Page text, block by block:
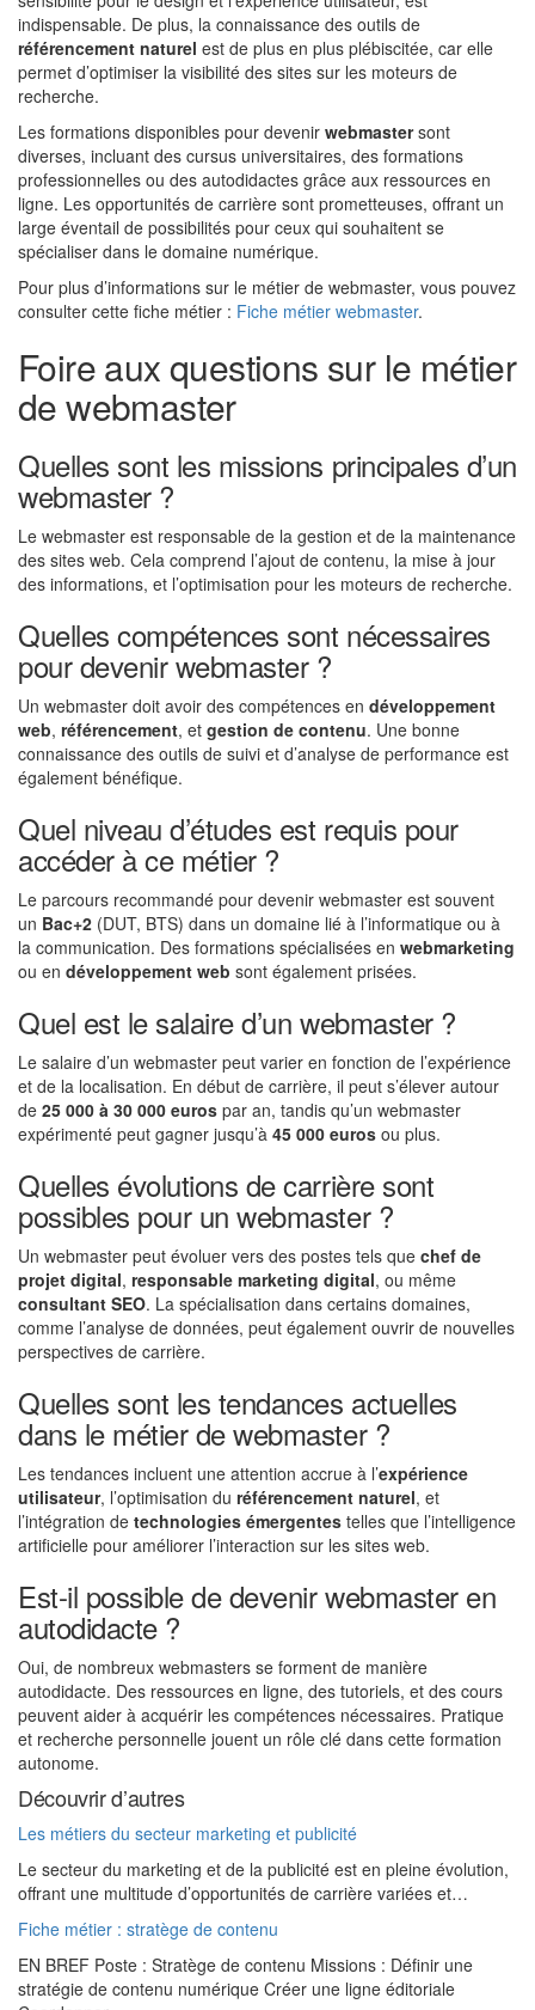
indispensable. De plus, la connaissance des outils de
référencement naturel est de plus en plus plébiscitée, car elle
permet d’optimiser la visibilité des sites sur les moteurs de
recherche.
Les formations disponibles pour devenir webmastersont
diverses, incluant des cursus universitaires, des formations
professionnelles ou des autodidactes grâce aux ressources en
ligne. Les opportunités de carrière sont prometteuses, offrant un
large éventail de possibilités pour ceux qui souhaitent se
spécialiser dans le domaine numérique.
Pour plus d’informations sur le métier de webmaster, vous pouvez
consulter cette fiche métier : Fiche métier webmaster.
Foire aux questions sur le métier
de webmaster
Quelles sont les missions principales d’un
webmaster ?
Le webmaster est responsable de la gestion et de la maintenance
des sites web. Cela comprend l’ajout de contenu, la mise à jour
des informations, et l’optimisation pour les moteurs de recherche.
Quelles compétences sont nécessaires
pour devenir webmaster ?
Un webmaster doit avoir des compétences en développement
web, référencement, et gestion de contenu. Une bonne
connaissance des outils de suivi et d’analyse de performance est
également bénéfique.
Quel niveau d’études est requis pour
accéder à ce métier ?
Le parcours recommandé pour devenir webmaster est souvent
un Bac+2 (DUT, BTS) dans un domaine lié à l’informatique ou à
la communication. Des formations spécialisées en webmarketing
ou en développement web sont également prisées.
Quel est le salaire d’un webmaster ?
Le salaire d’un webmaster peut varier en fonction de l’expérience
et de la localisation. En début de carrière, il peut s’élever autour
de 25 000 à 30 000 euros par an, tandis qu’un webmaster
expérimenté peut gagner jusqu’à 45 000 euros ou plus.
Quelles évolutions de carrière sont
possibles pour un webmaster ?
Un webmaster peut évoluer vers des postes tels que chef de
projet digital, responsable marketing digital, ou même
consultant SEO. La spécialisation dans certains domaines,
comme l’analyse de données, peut également ouvrir de nouvelles
perspectives de carrière.
Quelles sont les tendances actuelles
dans le métier de webmaster ?
Les tendances incluent une attention accrue à l’expérience
utilisateur, l’optimisation du référencement naturel, et
l’intégration de technologies émergentes telles que l’intelligence
artificielle pour améliorer l’interaction sur les sites web.
Est-il possible de devenir webmaster en
autodidacte ?
Oui, de nombreux webmasters se forment de manière
autodidacte. Des ressources en ligne, des tutoriels, et des cours
peuvent aider à acquérir les compétences nécessaires. Pratique
et recherche personnelle jouent un rôle clé dans cette formation
autonome.
Découvrir d’autres
Les métiers du secteur marketing et publicité
Le secteur du marketing et de la publicité est en pleine évolution,
offrant une multitude d’opportunités de carrière variées et…
Fiche métier : stratège de contenu
EN BREF Poste : Stratège de contenu Missions : Définir une
stratégie de contenu numérique Créer une ligne éditoriale